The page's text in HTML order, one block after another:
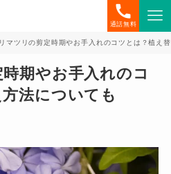
通話無料
マツリの剪定時期やお手入れのコツとは？植え
期やお手入れのコ
法についても